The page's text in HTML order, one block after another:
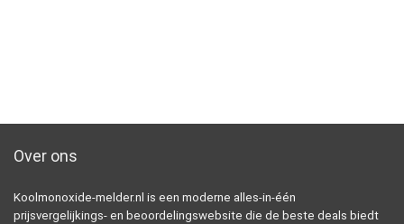
Over ons
Koolmonoxide-melder.nl is een moderne alles-in-één
prijsvergelijkings- en beoordelingswebsite die de beste deals biedt